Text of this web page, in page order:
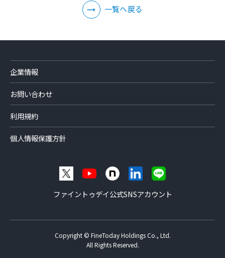
一覧へ戻る
企業情報
お問い合わせ
利用規約
個人情報保護方針
ファイントゥデイ公式SNSアカウント
Copyright © FineToday Holdings Co., Ltd.
All Rights Reserved.